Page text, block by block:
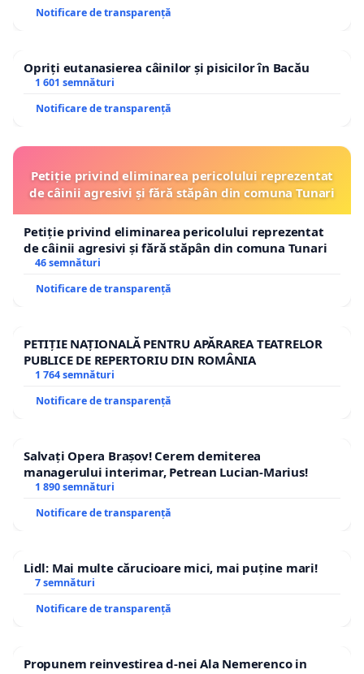
Notificare de transparență
Opriți eutanasierea câinilor și pisicilor în Bacău
1 601 semnături
Notificare de transparență
Petiție privind eliminarea pericolului reprezentat
de câinii agresivi și fără stăpân din comuna Tunari
Petiție privind eliminarea pericolului reprezentat
de câinii agresivi și fără stăpân din comuna Tunari
46 semnături
Notificare de transparență
PETIȚIE NAȚIONALĂ PENTRU APĂRAREA TEATRELOR
PUBLICE DE REPERTORIU DIN ROMÂNIA
1 764 semnături
Notificare de transparență
Salvați Opera Brașov! Cerem demiterea
managerului interimar, Petrean Lucian-Marius!
1 890 semnături
Notificare de transparență
Lidl: Mai multe cărucioare mici, mai puține mari!
7 semnături
Notificare de transparență
Propunem reinvestirea d-nei Ala Nemerenco in